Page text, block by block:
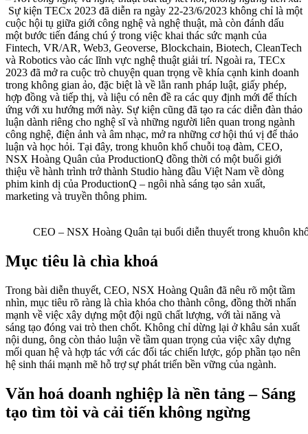
Sự kiện TECx 2023 đã diễn ra ngày 22-23/6/2023 không chỉ là một
cuộc hội tụ giữa giới công nghệ và nghệ thuật, mà còn đánh dấu
một bước tiến đáng chú ý trong việc khai thác sức mạnh của
Fintech, VR/AR, Web3, Geoverse, Blockchain, Biotech, CleanTech
và Robotics vào các lĩnh vực nghệ thuật giải trí. Ngoài ra, TECx
2023 đã mở ra cuộc trò chuyện quan trọng về khía cạnh kinh doanh
trong không gian ảo, đặc biệt là về lằn ranh pháp luật, giấy phép,
hợp đồng và tiếp thị, và liệu có nên đề ra các quy định mới để thích
ứng với xu hướng mới này. Sự kiện cũng đã tạo ra các diễn đàn thảo
luận dành riêng cho nghệ sĩ và những người liên quan trong ngành
công nghệ, điện ảnh và âm nhạc, mở ra những cơ hội thú vị để thảo
luận và học hỏi. Tại đây, trong khuôn khổ chuỗi toạ đàm, CEO,
NSX Hoàng Quân của ProductionQ đồng thời có một buổi giới
thiệu về hành trình trở thành Studio hàng đầu Việt Nam về dòng
phim kinh dị của ProductionQ – ngôi nhà sáng tạo sản xuất,
marketing và truyền thông phim.
CEO – NSX Hoàng Quân tại buổi diễn thuyết trong khuôn
Mục tiêu là chìa khoá
Trong bài diễn thuyết, CEO, NSX Hoàng Quân đã nêu rõ một tầm
nhìn, mục tiêu rõ ràng là chìa khóa cho thành công, đồng thời nhấn
mạnh về việc xây dựng một đội ngũ chất lượng, với tài năng và
sáng tạo đóng vai trò then chốt. Không chỉ dừng lại ở khâu sản xuất
nội dung, ông còn thảo luận về tầm quan trọng của việc xây dựng
mối quan hệ và hợp tác với các đối tác chiến lược, góp phần tạo nên
hệ sinh thái mạnh mẽ hỗ trợ sự phát triển bền vững của ngành.
Văn hoá doanh nghiệp là nền tảng – Sáng
tạo tìm tòi và cải tiến không ngừng